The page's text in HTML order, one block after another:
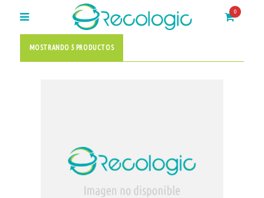
0
MOSTRANDO 5 PRODUCTOS